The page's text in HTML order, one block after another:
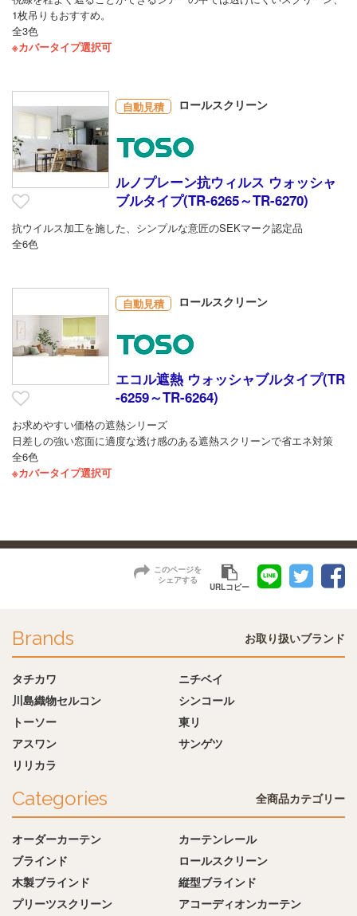
1枚吊りもおすすめ。
全3色
※カバータイプ選択可
自動見積 ロールスクリーン
ルノプレーン抗ウィルス ウォッシャ
ブルタイプ(TR-6265～TR-6270)
抗ウイルス加工を施した、シンプルな意匠のSEKマーク認定品
全6色
自動見積 ロールスクリーン
エコル遮熱 ウォッシャブルタイプ(TR
-6259～TR-6264)
お求めやすい価格の遮熱シリーズ
日差しの強い窓面に適度な透け感のある遮熱スクリーンで省エネ対策
全6色
※カバータイプ選択可
このページを
シェアする
URLコピー
Brands お取り扱いブランド
タチカワ
ニチベイ
川島織物セルコン
シンコール
トーソー
東リ
アスワン
サンゲツ
リリカラ
Categories 全商品カテゴリー
オーダーカーテン
カーテンレール
ブラインド
ロールスクリーン
木製ブラインド
縦型ブラインド
プリーツスクリーン
アコーディオンカーテン